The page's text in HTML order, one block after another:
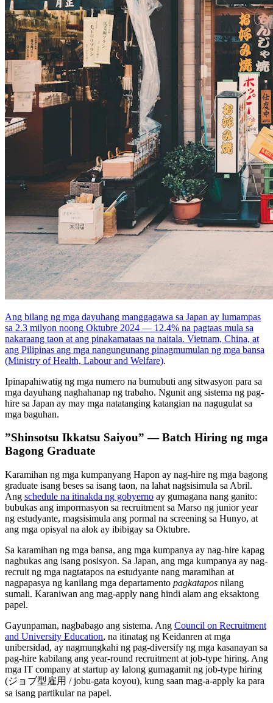
Ang bilang ng mga dayuhang manggagawa sa Japan ay lumampas
sa 2.3 milyon noong Oktubre 2024 — 12.4% na pagtaas mula sa
nakaraang taon at ang pinakamataas na naitala. Vietnam, China, at
ang Pilipinas ang mga nangungunang pinagmumulan ng mga bansa
(Ministry of Health, Labour and Welfare).
Ipinapahiwatig ng mga numero na bumubuti ang sitwasyon para sa
mga dayuhang naghahanap ng trabaho. Ngunit ang sistema ng pag-
hire sa Japan ay may mga natatanging katangian na nagugulat sa
mga baguhan.
”Shinsotsu Ikkatsu Saiyou” — Batch Hiring ng mga
Bagong Graduate
Karamihan ng mga kumpanyang Hapon ay nag-hire ng mga bagong
graduate isang beses sa isang taon, na lahat nagsisimula sa Abril.
Ang schedule na itinakda ng gobyerno ay gumagana nang ganito:
bubukas ang impormasyon sa recruitment sa Marso ng junior year
ng estudyante, magsisimula ang pormal na screening sa Hunyo, at
ang mga opisyal na alok ay ibibigay sa Oktubre.
Sa karamihan ng mga bansa, ang mga kumpanya ay nag-hire kapag
nagbukas ang isang posisyon. Sa Japan, ang mga kumpanya ay nag-
recruit ng mga nagtatapos na estudyante nang maramihan at
nagpapasya ng kanilang mga departamento pagkatapos nilang
sumali. Karaniwan ang mag-apply nang hindi alam ang eksaktong
papel.
Gayunpaman, nagbabago ang sistema. Ang Council on Recruitment
and University Education, na itinatag ng Keidanren at mga
unibersidad, ay nagmungkahi ng pag-diversify ng mga kasanayan sa
pag-hire kabilang ang year-round recruitment at job-type hiring. Ang
mga IT company at startup ay lalong gumagamit ng job-type hiring
(ジョブ型雇用 / jobu-gata koyou), kung saan mag-a-apply ka para
sa isang partikular na papel.